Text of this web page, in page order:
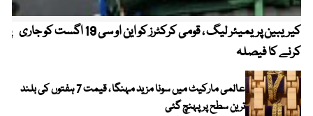
کیریبین پریمیئر لیگ ، قومی کرکٹرز کو این او سی 19 اگست کو جاری
کرنے کا فیصلہ
عالمی مارکیٹ میں سونا مزید مہنگا ، قیمت 7 ہفتوں کی بلند
ترین سطح پر پہنچ گئی